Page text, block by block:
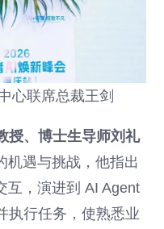
心联席总裁王剑
授、博士生导师刘礼
机遇与挑战，他指出
互，演进到 AI Agent
执行任务，使熟悉业